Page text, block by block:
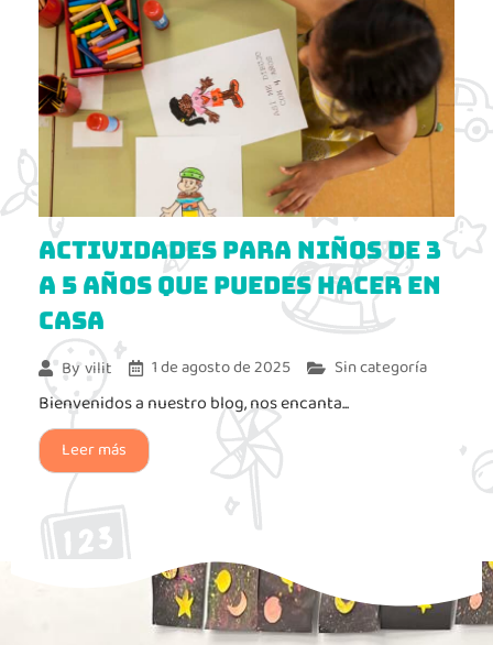
Actividades para Niños de 3
a 5 Años que puedes hacer en
Casa
By vilit 1 de agosto de 2025 Sin categoría
Bienvenidos a nuestro blog, nos encanta...
Leer más